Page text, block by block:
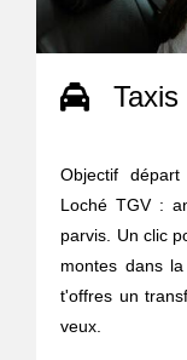
Objectif
Loché TGV :
parvis. Un clic
montes dans
t'offres un
veux.